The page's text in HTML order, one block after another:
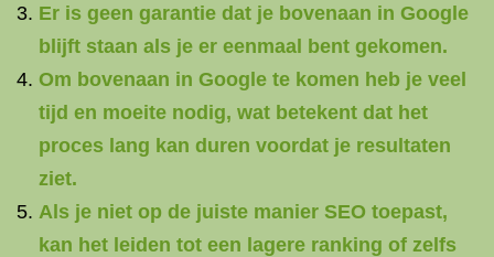
Er is geen garantie dat je bovenaan in Google
blijft staan als je er eenmaal bent gekomen.
Om bovenaan in Google te komen heb je veel
tijd en moeite nodig, wat betekent dat het
proces lang kan duren voordat je resultaten
ziet.
Als je niet op de juiste manier SEO toepast,
kan het leiden tot een lagere ranking of zelfs